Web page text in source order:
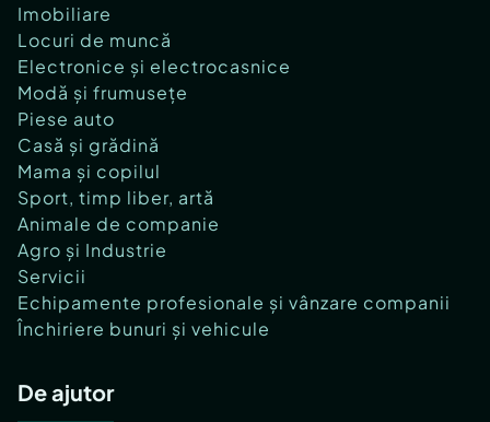
Imobiliare
Locuri de muncă
Electronice și electrocasnice
Modă și frumusețe
Piese auto
Casă și grădină
Mama și copilul
Sport, timp liber, artă
Animale de companie
Agro și Industrie
Servicii
Echipamente profesionale și vânzare companii
Închiriere bunuri și vehicule
De ajutor